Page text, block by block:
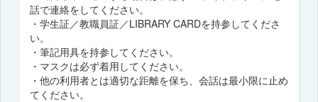
話で連絡をしてください。
・学生証／教職員証／LIBRARY CARDを持参してくださ
い。
・筆記用具を持参してください。
・マスクは必ず着用してください。
・他の利用者とは適切な距離を保ち、会話は最小限に止め
てください。